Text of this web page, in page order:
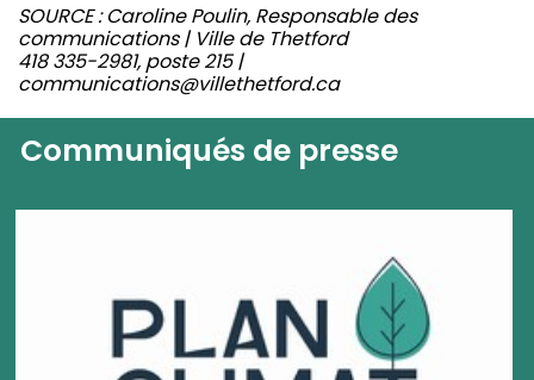
SOURCE : Caroline Poulin, Responsable des
communications | Ville de Thetford
418 335-2981, poste 215 |
communications@villethetford.ca
Communiqués de presse